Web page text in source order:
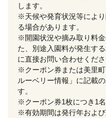
します。
※天候や発育状況等によ
る場合があります。
※開園状況や摘み取り料
た、別途入園料が発生す
に直接お問い合わせくださ
※クーポン券または美里
ルーベリー情報」に記載
す。
※クーポン券1枚につき1
※有効期間は発行年および